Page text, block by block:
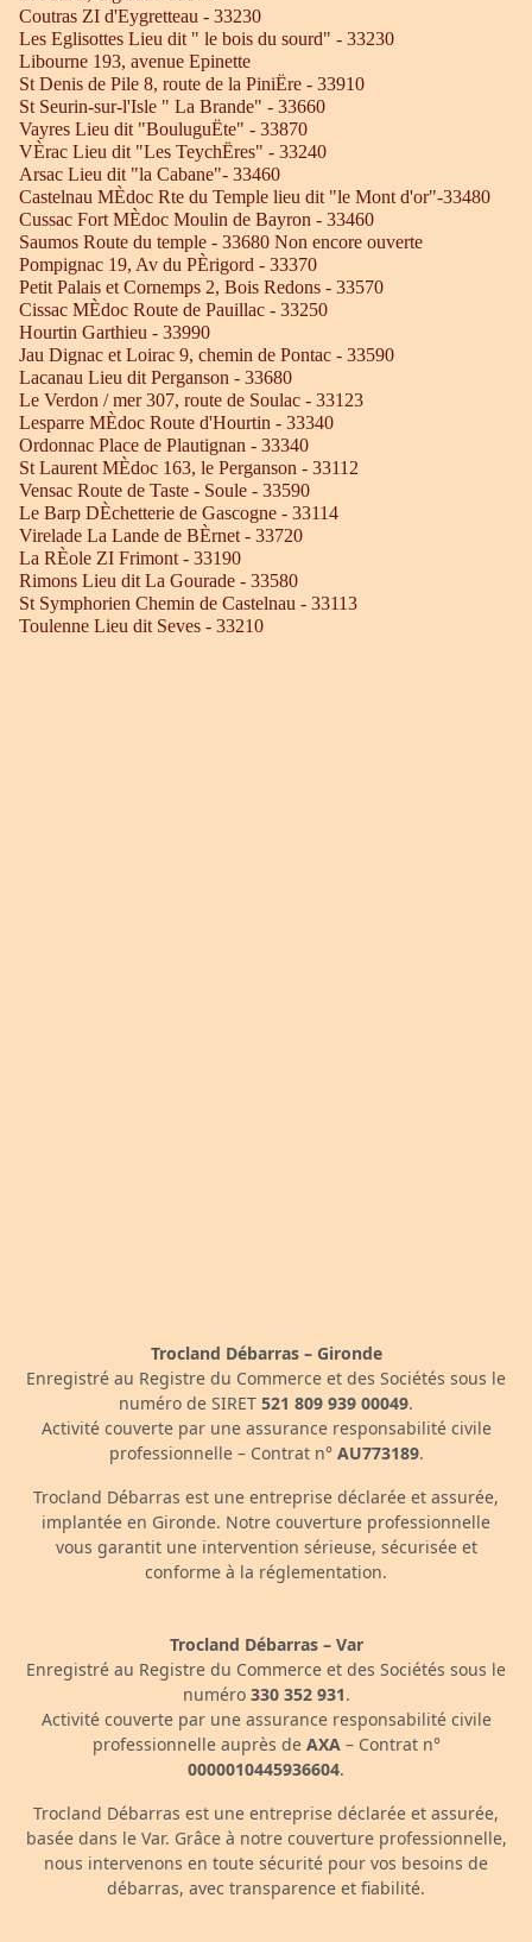
Coutras ZI d'Eygretteau - 33230
Les Eglisottes Lieu dit " le bois du sourd" - 33230
Libourne 193, avenue Epinette
St Denis de Pile 8, route de la PiniËre - 33910
St Seurin-sur-l'Isle " La Brande" - 33660
Vayres Lieu dit "BouluguËte" - 33870
VÈrac Lieu dit "Les TeychËres" - 33240
Arsac Lieu dit "la Cabane"- 33460
Castelnau MÈdoc Rte du Temple lieu dit "le Mont d'or"-33480
Cussac Fort MÈdoc Moulin de Bayron - 33460
Saumos Route du temple - 33680 Non encore ouverte
Pompignac 19, Av du PÈrigord - 33370
Petit Palais et Cornemps 2, Bois Redons - 33570
Cissac MÈdoc Route de Pauillac - 33250
Hourtin Garthieu - 33990
Jau Dignac et Loirac 9, chemin de Pontac - 33590
Lacanau Lieu dit Perganson - 33680
Le Verdon / mer 307, route de Soulac - 33123
Lesparre MÈdoc Route d'Hourtin - 33340
Ordonnac Place de Plautignan - 33340
St Laurent MÈdoc 163, le Perganson - 33112
Vensac Route de Taste - Soule - 33590
Le Barp DÈchetterie de Gascogne - 33114
Virelade La Lande de BÈrnet - 33720
La RÈole ZI Frimont - 33190
Rimons Lieu dit La Gourade - 33580
St Symphorien Chemin de Castelnau - 33113
Toulenne Lieu dit Seves - 33210
Trocland Débarras – Gironde
Enregistré au Registre du Commerce et des Sociétés sous le
numéro de SIRET 521 809 939 00049.
Activité couverte par une assurance responsabilité civile
professionnelle – Contrat n° AU773189.
Trocland Débarras est une entreprise déclarée et assurée,
implantée en Gironde. Notre couverture professionnelle
vous garantit une intervention sérieuse, sécurisée et
conforme à la réglementation.
Trocland Débarras – Var
Enregistré au Registre du Commerce et des Sociétés sous le
numéro 330 352 931.
Activité couverte par une assurance responsabilité civile
professionnelle auprès de AXA– Contrat n°
0000010445936604.
Trocland Débarras est une entreprise déclarée et assurée,
basée dans le Var. Grâce à notre couverture professionnelle,
nous intervenons en toute sécurité pour vos besoins de
débarras, avec transparence et fiabilité.